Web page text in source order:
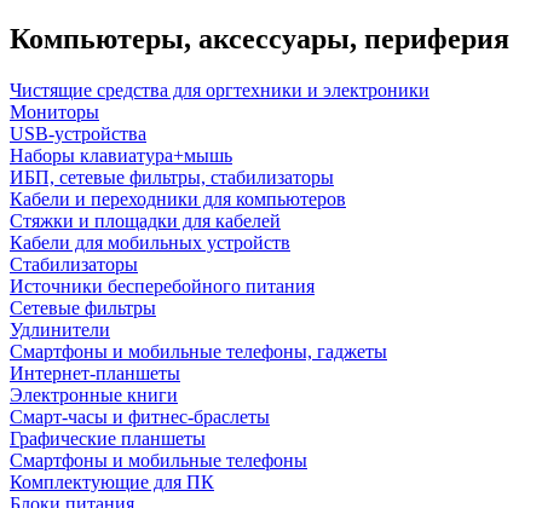
Компьютеры, аксессуары, периферия
Чистящие средства для оргтехники и электроники
Мониторы
USB-устройства
Наборы клавиатура+мышь
ИБП, сетевые фильтры, стабилизаторы
Кабели и переходники для компьютеров
Стяжки и площадки для кабелей
Кабели для мобильных устройств
Стабилизаторы
Источники бесперебойного питания
Сетевые фильтры
Удлинители
Смартфоны и мобильные телефоны, гаджеты
Интернет-планшеты
Электронные книги
Смарт-часы и фитнес-браслеты
Графические планшеты
Смартфоны и мобильные телефоны
Комплектующие для ПК